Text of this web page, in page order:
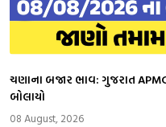
ચણાના બજાર ભાવ: ગુજરાત
બોલાયો
08 August, 2026